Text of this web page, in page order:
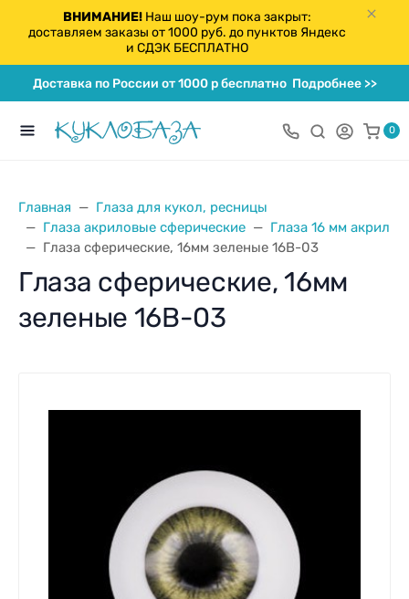
ВНИМАНИЕ!Наш шоу-рум пока закрыт:
доставляем заказы от 1000 руб. до пунктов Яндекс
и СДЭК БЕСПЛАТНО
Доставка по России от 1000 р бесплатноПодробнее >>
0
Главная
Глаза для кукол, ресницы
Глаза акриловые сферические
Глаза 16 мм акрил
Глаза сферические, 16мм зеленые 16B-03
Глаза сферические, 16мм
зеленые 16B-03